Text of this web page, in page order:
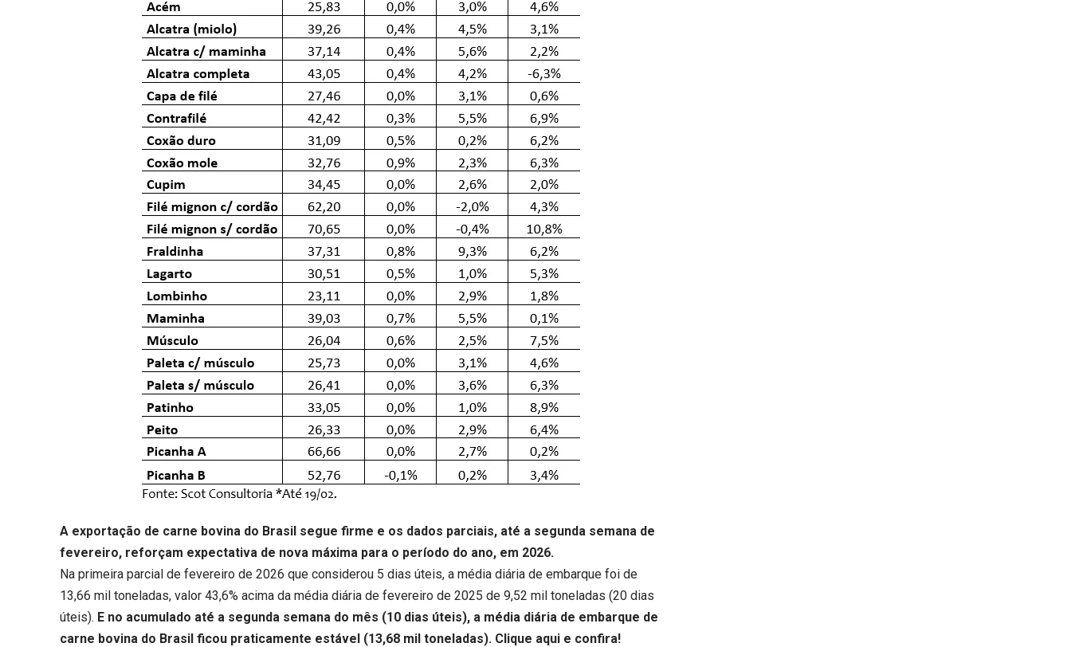
A exportação de carne bovina do Brasil segue firme e os dados parciais, até a segunda semana de
fevereiro, reforçam expectativa de nova máxima para o período do ano, em 2026.
Na primeira parcial de fevereiro de 2026 que considerou 5 dias úteis, a média diária de embarque foi de
13,66 mil toneladas, valor 43,6% acima da média diária de fevereiro de 2025 de 9,52 mil toneladas (20 dias
úteis). E no acumulado até a segunda semana do mês (10 dias úteis), a média diária de embarque de
carne bovina do Brasil ficou praticamente estável (13,68 mil toneladas). Clique aqui e confira!